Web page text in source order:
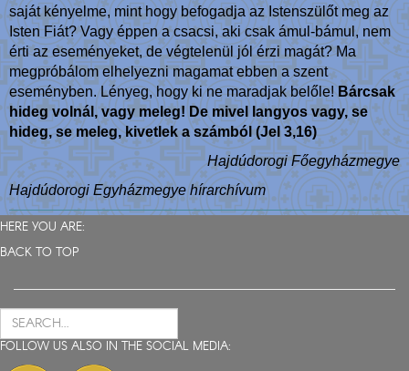
saját kényelme, mint hogy befogadja az Istenszülőt meg az
Isten Fiát? Vagy éppen a csacsi, aki csak ámul-bámul, nem
érti az eseményeket, de végtelenül jól érzi magát? Ma
megpróbálom elhelyezni magamat ebben a szent
eseményben. Lényeg, hogy ki ne maradjak belőle!Bárcsak
hideg volnál, vagy meleg! De mivel langyos vagy, se
hideg, se meleg, kivetlek a számból (Jel 3,16)
Hajdúdorogi Főegyházmegye
Hajdúdorogi Egyházmegye hírarchívum
HERE YOU ARE:
BACK TO TOP
FOLLOW US ALSO IN THE SOCIAL MEDIA: